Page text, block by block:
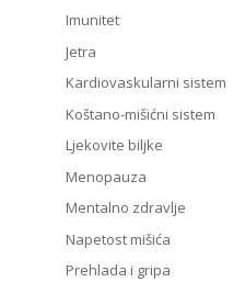
Imunitet
Jetra
Kardiovaskularni sistem
Koštano-mišićni sistem
Ljekovite biljke
Menopauza
Mentalno zdravlje
Napetost mišića
Prehlada i gripa